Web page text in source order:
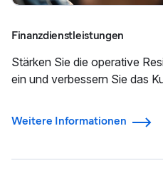
Finanzdienstleistungen
Stärken Sie die operative
ein und verbessern Sie das
Weitere Informationen